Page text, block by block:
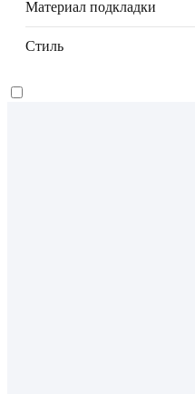
Материал подкладки
Стиль